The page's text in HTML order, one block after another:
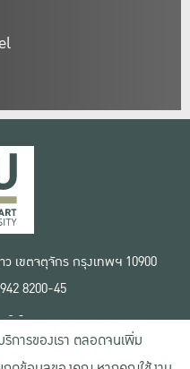
เขตจตุจักร กรุงเทพฯ 10900
8200-45
เว็บไซต์
ใช้งาน
ส่วนตัว
ริการของเรา ตลอดจนเพิ่ม